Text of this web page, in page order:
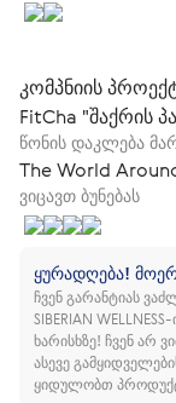
კომპნიის
FitCha "შაქრის
წონის დაკლება
The World
ვიცავთ ბუნებას
ყურადღება!
ჩვენ გარანტიას
SIBERIAN WELLNESS-
ხარისხზე! ჩვენ არ
ასევე
ყიდულობთ